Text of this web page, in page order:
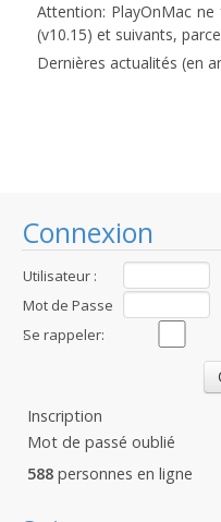
Connexion
Utilisateur :
Mot de Passe
:Se rappeler:
Inscription
Mot de passé oublié
588 personnes en ligne
Attention: PlayOnMac
(v10.15) et suivants,
Dernières actualités (en